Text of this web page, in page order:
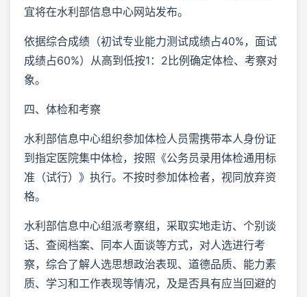
宜将在水利部信息中心网站发布。
依据综合成绩（初试专业能力测试成绩占40%，面试
成绩占60%）从高到低按1：2比例确定体检、考察对
象。
四、体检和考察
水利部信息中心组织参加体检人员需携带本人身份证
到指定医院集中体检，按照《公务员录用体检通用标
准（试行）》执行。不按时参加体检者，视同放弃资
格。
水利部信息中心组派考察组，采取实地走访、个别谈
话、查阅档案、同本人面谈等方式，对人选进行考
察，综合了解人选思想政治表现、道德品质、能力素
质、学习和工作表现等情况，及是否具有应当回避的